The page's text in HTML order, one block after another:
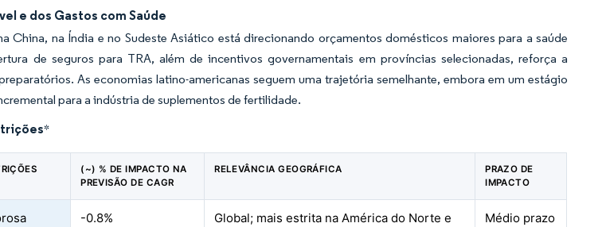
e dos Gastos com Saúde
China, na Índia e no Sudeste Asiático está direcionando orçamentos domésticos maiores para a saúde
de seguros para TRA, além de incentivos governamentais em províncias selecionadas, reforça a
As economias latino-americanas seguem uma trajetória semelhante, embora em um estágio
para a indústria de suplementos de fertilidade.
*
(~) % DE IMPACTO NA
PREVISÃO DE CAGR
RELEVÂNCIA GEOGRÁFICA
PRAZO DE
IMPACTO
-0.8%
Global; mais estrita na América do Norte e
Médio prazo